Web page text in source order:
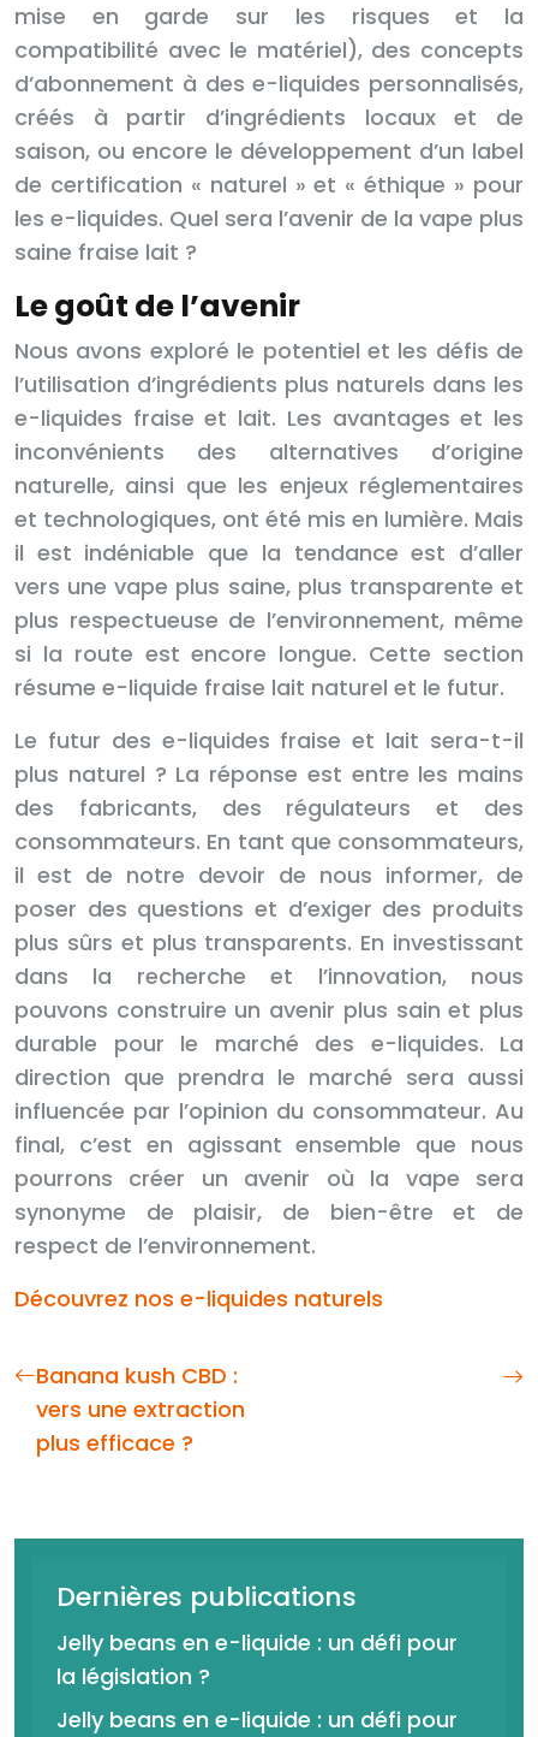
mise en garde sur les risques et la
compatibilité avec le matériel), des concepts
d’abonnement à des e-liquides personnalisés,
créés à partir d’ingrédients locaux et de
saison, ou encore le développement d’un label
de certification « naturel » et « éthique » pour
les e-liquides. Quel sera l’avenir de la vape plus
saine fraise lait ?
Le goût de l’avenir
Nous avons exploré le potentiel et les défis de
l’utilisation d’ingrédients plus naturels dans les
e-liquides fraise et lait. Les avantages et les
inconvénients des alternatives d’origine
naturelle, ainsi que les enjeux réglementaires
et technologiques, ont été mis en lumière. Mais
il est indéniable que la tendance est d’aller
vers une vape plus saine, plus transparente et
plus respectueuse de l’environnement, même
si la route est encore longue. Cette section
résume e-liquide fraise lait naturel et le futur.
Le futur des e-liquides fraise et lait sera-t-il
plus naturel ? La réponse est entre les mains
des fabricants, des régulateurs et des
consommateurs. En tant que consommateurs,
il est de notre devoir de nous informer, de
poser des questions et d’exiger des produits
plus sûrs et plus transparents. En investissant
dans la recherche et l’innovation, nous
pouvons construire un avenir plus sain et plus
durable pour le marché des e-liquides. La
direction que prendra le marché sera aussi
influencée par l’opinion du consommateur. Au
final, c’est en agissant ensemble que nous
pourrons créer un avenir où la vape sera
synonyme de plaisir, de bien-être et de
respect de l’environnement.
Découvrez nos e-liquides naturels
Banana kush CBD :
vers une extraction
plus efficace ?
Dernières publications
Jelly beans en e-liquide : un défi pour
la législation ?
Jelly beans en e-liquide : un défi pour